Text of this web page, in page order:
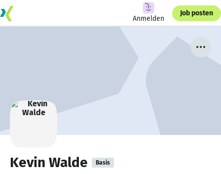
Anmelden
Job posten
Kevin Walde Basis